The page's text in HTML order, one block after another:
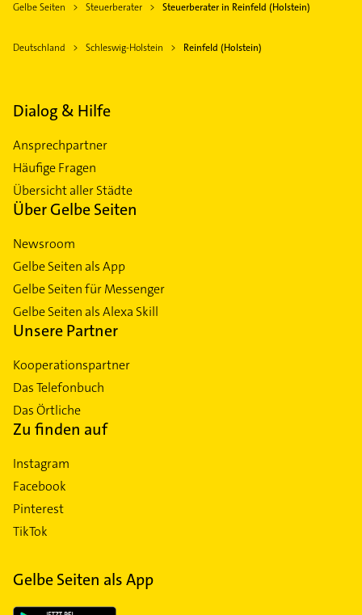
Gelbe Seiten Steuerberater Steuerberater in Reinfeld (Holstein)
Deutschland Schleswig-Holstein Reinfeld (Holstein)
Dialog & Hilfe
Ansprechpartner
Häufige Fragen
Übersicht aller Städte
Über Gelbe Seiten
Newsroom
Gelbe Seiten als App
Gelbe Seiten für Messenger
Gelbe Seiten als Alexa Skill
Unsere Partner
Kooperationspartner
Das Telefonbuch
Das Örtliche
Zu finden auf
Instagram
Facebook
Pinterest
TikTok
Gelbe Seiten als App